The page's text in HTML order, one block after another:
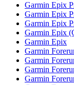
Garmin Epix
Garmin Epix
Garmin Epix
Garmin Epix
Garmin Epix
Garmin
Garmin
Garmin
Garmin